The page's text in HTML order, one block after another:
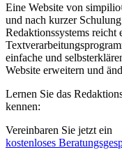
Eine Website von simpilio
und nach kurzer
Redaktionssystems
einfache und
Website erweitern und
Lernen Sie das
kennen:
Vereinbaren Sie jetzt ein
kostenloses